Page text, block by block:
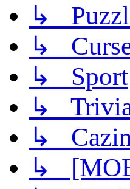
↳
↳
↳ Sport
↳
↳
↳